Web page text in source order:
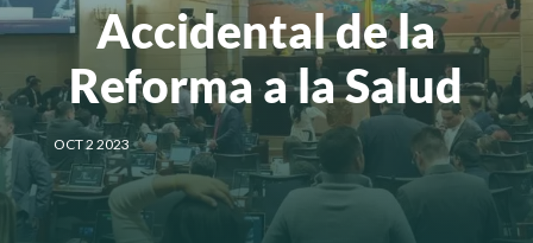
Accidental de la
Reforma a la Salud
OCT 2 2023